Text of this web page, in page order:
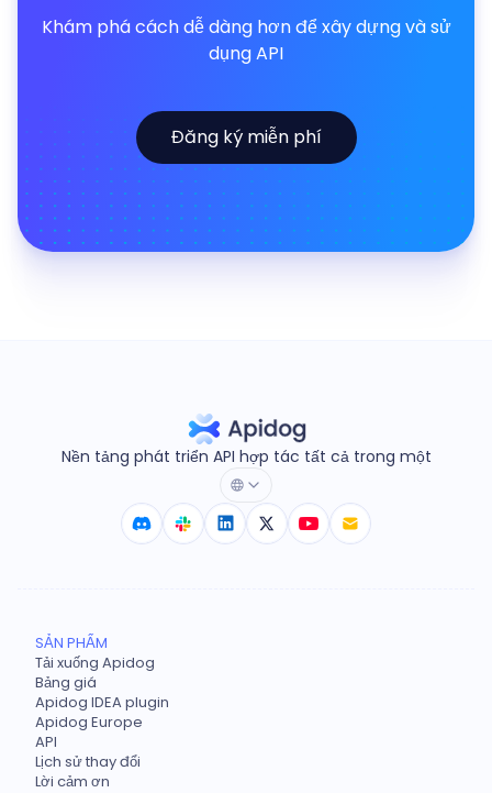
Khám phá cách dễ dàng hơn để xây dựng và sử
dụng API
Đăng ký miễn phí
Nền tảng phát triển API hợp tác tất cả trong một
SẢN PHẨM
Tải xuống Apidog
Bảng giá
Apidog IDEA plugin
Apidog Europe
API
Lịch sử thay đổi
Lời cảm ơn